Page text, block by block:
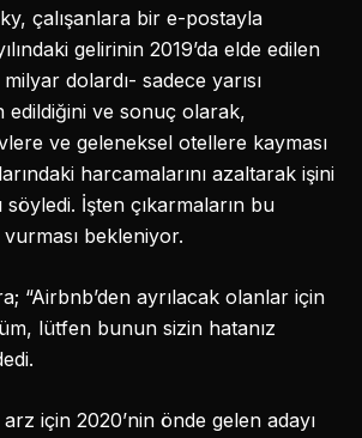
çalışanlara bir e-postayla
gelirinin 2019’da elde edilen
dolardı- sadece yarısı
edildiğini ve sonuç olarak,
ve geleneksel otellere kayması
harcamalarını azaltarak işini
söyledi. İşten çıkarmaların bu
bekleniyor.
“Airbnb’den ayrılacak olanlar için
lütfen bunun sizin hatanız
için 2020’nin önde gelen adayı